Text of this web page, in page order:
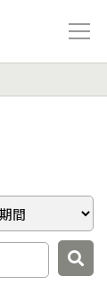
する 土屋グル